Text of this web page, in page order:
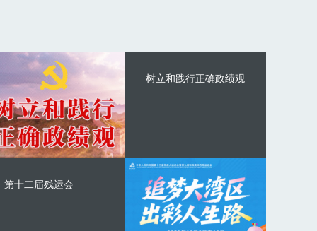
树立和践行正确政绩观
第十二届残运会